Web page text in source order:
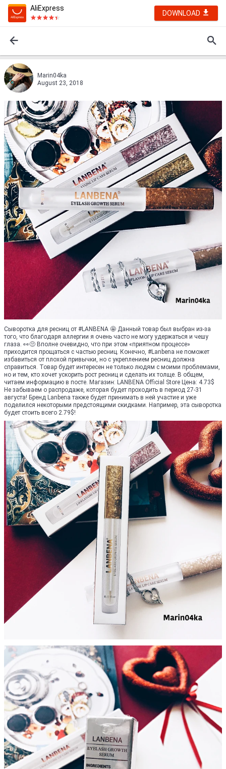
AliExpress
DOWNLOAD
Marin04ka
August 23, 2018
Сыворотка для ресниц от #LANBENA 🤩 Данный товар был выбран из-за
того, что благодаря аллергии я очень часто не могу удержаться и чешу
глаза. 👀😒 Вполне очевидно, что при этом «приятном процессе»
приходится прощаться с частью ресниц. Конечно, #Lanbena не поможет
избавиться от плохой привычки, но с укреплением ресниц должна
справиться. Товар будет интересен не только людям с моими проблемами,
но и тем, кто хочет ускорить рост ресниц и сделать их толще. В общем,
читаем информацию в посте. Магазин: LANBENA Official Store Цена: 4.73$
Не забываем о распродаже, которая будет проходить в период 27-31
августа! Бренд Lanbena также будет принимать в ней участие и уже
поделился некоторыми предстоящими скидками. Например, эта сыворотка
будет стоить всего 2.79$!